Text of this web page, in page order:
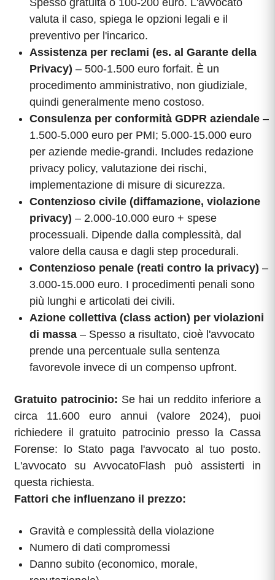
Spesso gratuita o 100-200 euro. L'avvocato
valuta il caso, spiega le opzioni legali e il
preventivo per l'incarico.
Assistenza per reclami (es. al Garante della
Privacy) – 500-1.500 euro forfait. È un
procedimento amministrativo, non giudiziale,
quindi generalmente meno costoso.
Consulenza per conformità GDPR aziendale –
1.500-5.000 euro per PMI; 5.000-15.000 euro
per aziende medie-grandi. Includes redazione
privacy policy, valutazione dei rischi,
implementazione di misure di sicurezza.
Contenzioso civile (diffamazione, violazione
privacy) – 2.000-10.000 euro + spese
processuali. Dipende dalla complessità, dal
valore della causa e dagli step procedurali.
Contenzioso penale (reati contro la privacy) –
3.000-15.000 euro. I procedimenti penali sono
più lunghi e articolati dei civili.
Azione collettiva (class action) per violazioni
di massa – Spesso a risultato, cioè l'avvocato
prende una percentuale sulla sentenza
favorevole invece di un compenso upfront.
Gratuito patrocinio: Se hai un reddito inferiore a
circa 11.600 euro annui (valore 2024), puoi
richiedere il gratuito patrocinio presso la Cassa
Forense: lo Stato paga l'avvocato al tuo posto.
L'avvocato su AvvocatoFlash può assisterti in
questa richiesta.
Fattori che influenzano il prezzo:
Gravità e complessità della violazione
Numero di dati compromessi
Danno subito (economico, morale,